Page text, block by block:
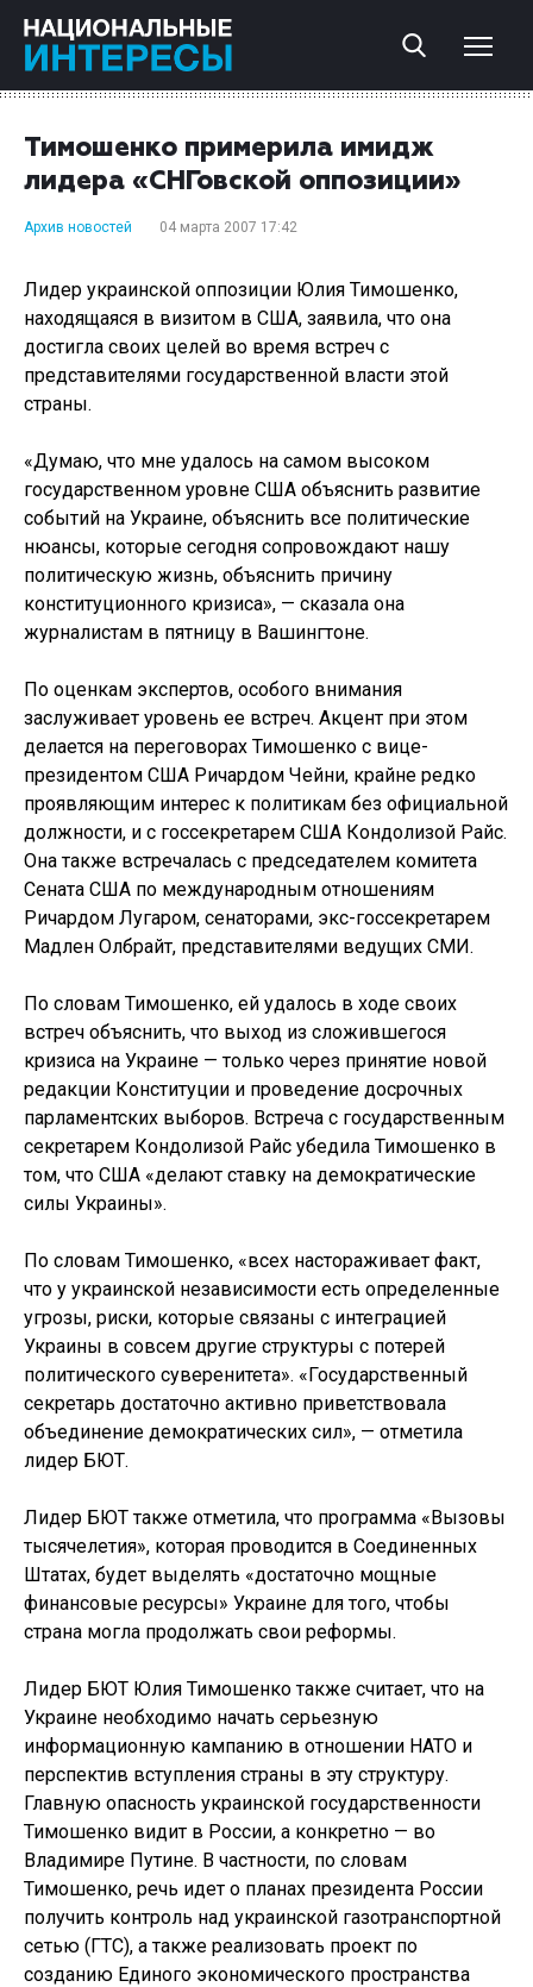
Тимошенко примерила имидж
лидера «СНГовской оппозиции»
Архив новостей 04 марта 2007 17:42
Лидер украинской оппозиции Юлия Тимошенко,
находящаяся в визитом в США, заявила, что она
достигла своих целей во время встреч с
представителями государственной власти этой
страны.
«Думаю, что мне удалось на самом высоком
государственном уровне США объяснить развитие
событий на Украине, объяснить все политические
нюансы, которые сегодня сопровождают нашу
политическую жизнь, объяснить причину
конституционного кризиса», — сказала она
журналистам в пятницу в Вашингтоне.
По оценкам экспертов, особого внимания
заслуживает уровень ее встреч. Акцент при этом
делается на переговорах Тимошенко с вице-
президентом США Ричардом Чейни, крайне редко
проявляющим интерес к политикам без официальной
должности, и с госсекретарем США Кондолизой Райс.
Она также встречалась с председателем комитета
Сената США по международным отношениям
Ричардом Лугаром, сенаторами, экс-госсекретарем
Мадлен Олбрайт, представителями ведущих СМИ.
По словам Тимошенко, ей удалось в ходе своих
встреч объяснить, что выход из сложившегося
кризиса на Украине — только через принятие новой
редакции Конституции и проведение досрочных
парламентских выборов. Встреча с государственным
секретарем Кондолизой Райс убедила Тимошенко в
том, что США «делают ставку на демократические
силы Украины».
По словам Тимошенко, «всех настораживает факт,
что у украинской независимости есть определенные
угрозы, риски, которые связаны с интеграцией
Украины в совсем другие структуры с потерей
политического суверенитета». «Государственный
секретарь достаточно активно приветствовала
объединение демократических сил», — отметила
лидер БЮТ.
Лидер БЮТ также отметила, что программа «Вызовы
тысячелетия», которая проводится в Соединенных
Штатах, будет выделять «достаточно мощные
финансовые ресурсы» Украине для того, чтобы
страна могла продолжать свои реформы.
Лидер БЮТ Юлия Тимошенко также считает, что на
Украине необходимо начать серьезную
информационную кампанию в отношении НАТО и
перспектив вступления страны в эту структуру.
Главную опасность украинской государственности
Тимошенко видит в России, а конкретно — во
Владимире Путине. В частности, по словам
Тимошенко, речь идет о планах президента России
получить контроль над украинской газотранспортной
сетью (ГТС), а также реализовать проект по
созданию Единого экономического пространства